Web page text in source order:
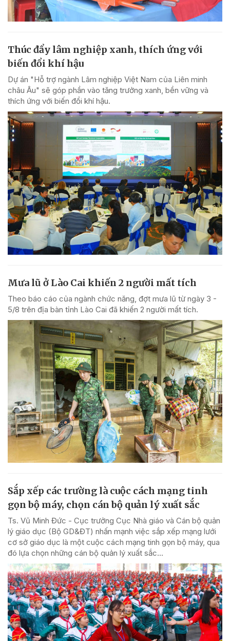
Thúc đẩy lâm nghiệp xanh, thích ứng với
biến đổi khí hậu
Dự án "Hỗ trợ ngành Lâm nghiệp Việt Nam của Liên minh
châu Âu" sẽ góp phần vào tăng trưởng xanh, bền vững và
thích ứng với biến đổi khí hậu.
Mưa lũ ở Lào Cai khiến 2 người mất tích
Theo báo cáo của ngành chức năng, đợt mưa lũ từ ngày 3 -
5/8 trên địa bàn tỉnh Lào Cai đã khiến 2 người mất tích.
Sắp xếp các trường là cuộc cách mạng tinh
gọn bộ máy, chọn cán bộ quản lý xuất sắc
Ts. Vũ Minh Đức - Cục trưởng Cục Nhà giáo và Cán bộ quản
lý giáo dục (Bộ GD&ĐT) nhấn mạnh việc sắp xếp mạng lưới
cơ sở giáo dục là một cuộc cách mạng tinh gọn bộ máy, qua
đó lựa chọn những cán bộ quản lý xuất sắc...